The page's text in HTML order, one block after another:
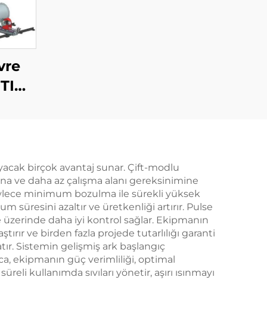
birçok avantaj sunar. Çift-modlu
ve daha az çalışma alanı gereksinimine
minimum bozulma ile sürekli yüksek
süresini azaltır ve üretkenliği artırır. Pulse
daha iyi kontrol sağlar. Ekipmanın
ve birden fazla projede tutarlılığı garanti
Sistemin gelişmiş ark başlangıç
ekipmanın güç verimliliği, optimal
sıvıları yönetir, aşırı ısınmayı